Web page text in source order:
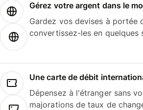
Gérez votre argent dans le
Gardez vos devises à portée
convertissez-les en quelques
Une carte de débit
Dépensez à l'étranger sans
majorations de taux de